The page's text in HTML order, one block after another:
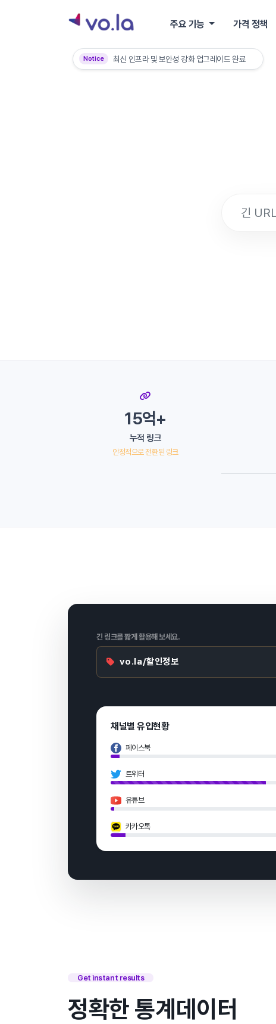
주요 기능 가격 정책
Notice 최신 인프라 및 보안성 강화 업그레이드 완료
VOLA 프리미엄 플랜만의 특별한 혜택 보기
15억+
누적 링크
안정적으로 전환된 링크
긴 링크를 짧게 활용해 보세요.
vo.la/할인정보
채널별 유입현황
페이스북
트위터
유튜브
카카오톡
Get instant results
정확한 통계데이터